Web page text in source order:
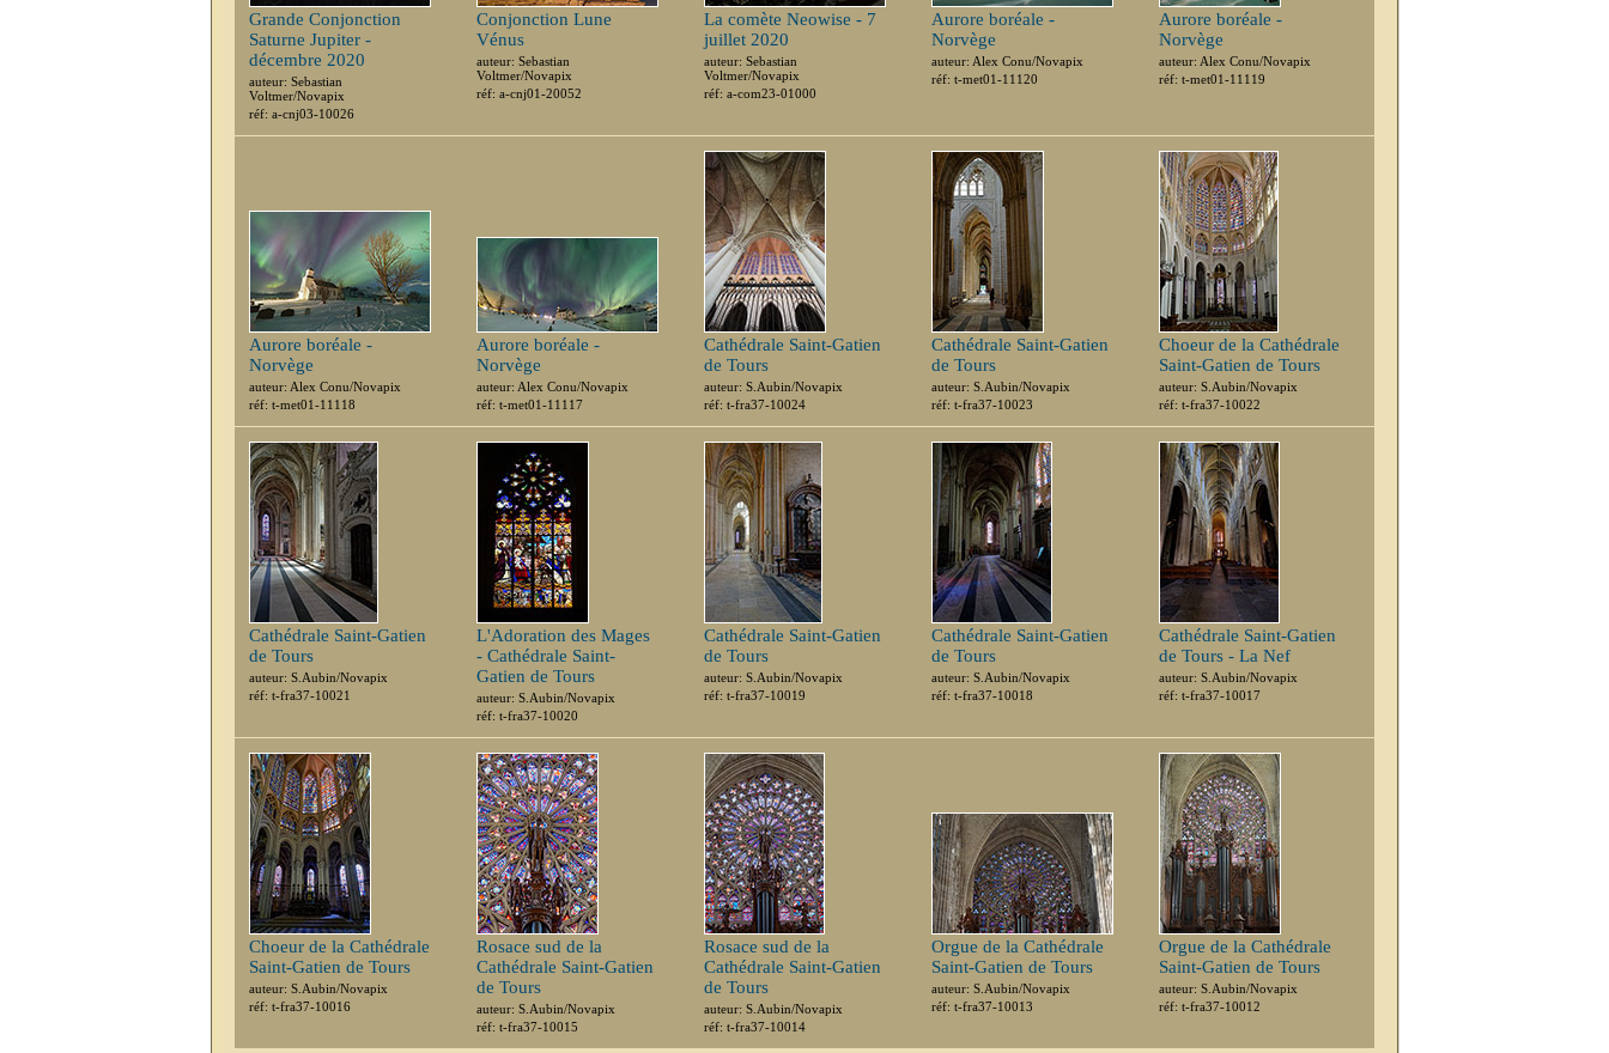
Grande Conjonction
Saturne Jupiter -
décembre 2020
auteur: Sebastian
Voltmer/Novapix
réf: a-cnj03-10026
Conjonction Lune
Vénus
auteur: Sebastian
Voltmer/Novapix
réf: a-cnj01-20052
La comète Neowise - 7
juillet 2020
auteur: Sebastian
Voltmer/Novapix
réf: a-com23-01000
Aurore boréale -
Norvège
auteur: Alex Conu/Novapix
réf: t-met01-11120
Aurore boréale -
Norvège
auteur: Alex Conu/Novapix
réf: t-met01-11119
Aurore boréale -
Norvège
auteur: Alex Conu/Novapix
réf: t-met01-11118
Aurore boréale -
Norvège
auteur: Alex Conu/Novapix
réf: t-met01-11117
Cathédrale Saint-Gatien
de Tours
auteur: S.Aubin/Novapix
réf: t-fra37-10024
Cathédrale Saint-Gatien
de Tours
auteur: S.Aubin/Novapix
réf: t-fra37-10023
Choeur de la Cathédrale
Saint-Gatien de Tours
auteur: S.Aubin/Novapix
réf: t-fra37-10022
Cathédrale Saint-Gatien
de Tours
auteur: S.Aubin/Novapix
réf: t-fra37-10021
L'Adoration des Mages
- Cathédrale Saint-
Gatien de Tours
auteur: S.Aubin/Novapix
réf: t-fra37-10020
Cathédrale Saint-Gatien
de Tours
auteur: S.Aubin/Novapix
réf: t-fra37-10019
Cathédrale Saint-Gatien
de Tours
auteur: S.Aubin/Novapix
réf: t-fra37-10018
Cathédrale Saint-Gatien
de Tours - La Nef
auteur: S.Aubin/Novapix
réf: t-fra37-10017
Choeur de la Cathédrale
Saint-Gatien de Tours
auteur: S.Aubin/Novapix
réf: t-fra37-10016
Rosace sud de la
Cathédrale Saint-Gatien
de Tours
auteur: S.Aubin/Novapix
réf: t-fra37-10015
Rosace sud de la
Cathédrale Saint-Gatien
de Tours
auteur: S.Aubin/Novapix
réf: t-fra37-10014
Orgue de la Cathédrale
Saint-Gatien de Tours
auteur: S.Aubin/Novapix
réf: t-fra37-10013
Orgue de la Cathédrale
Saint-Gatien de Tours
auteur: S.Aubin/Novapix
réf: t-fra37-10012